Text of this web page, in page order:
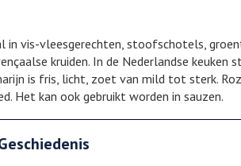
in vis-vleesgerechten, stoofschotels,
kruiden. In de Nederlandse
is fris, licht, zoet van mild tot sterk.
Het kan ook gebruikt worden in sauzen.